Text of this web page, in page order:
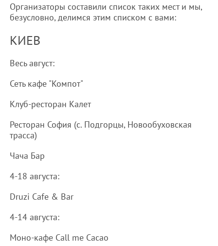
Организаторы составили список таких мест и мы,
безусловно, делимся этим списком с вами:
КИЕВ
Весь август:
Сеть кафе "Компот"
Клуб-ресторан Калет
Ресторан София (с. Подгорцы, Новообуховская
трасса)
Чача Бар
4-18 августа:
Druzi Cafe & Bar
4-14 августа:
Моно-кафе Call me Cacao